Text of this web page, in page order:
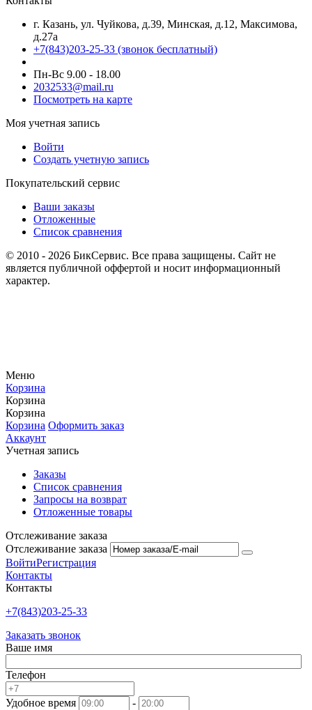
г. Казань, ул. Чуйкова, д.39, Минская, д.12, Максимова,
д.27а
+7(843)203-25-33 (звонок бесплатный)
Пн-Вс 9.00 - 18.00
2032533@mail.ru
Посмотреть на карте
Моя учетная запись
Войти
Создать учетную запись
Покупательский сервис
Ваши заказы
Отложенные
Список сравнения
© 2010 - 2026 БикСервис. Все права защищены. Сайт не
является публичной оффертой и носит информационный
характер.
Меню
Корзина
Корзина
Корзина
Корзина Оформить заказ
Аккаунт
Учетная запись
Заказы
Список сравнения
Запросы на возврат
Отложенные товары
Отслеживание заказа
Отслеживание заказа
ВойтиРегистрация
Контакты
Контакты
+7(843)203-25-33
Заказать звонок
Ваше имя
Телефон
Удобное время -